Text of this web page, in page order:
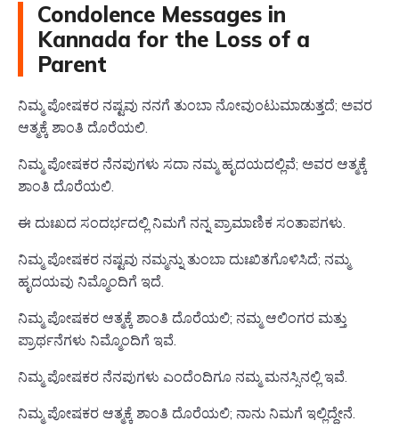
Condolence Messages in
Kannada for the Loss of a
Parent
ನಿಮ್ಮ ಪೋಷಕರ ನಷ್ಟವು ನನಗೆ ತುಂಬಾ ನೋವುಂಟುಮಾಡುತ್ತದೆ; ಅವರ
ಆತ್ಮಕ್ಕೆ ಶಾಂತಿ ದೊರೆಯಲಿ.
ನಿಮ್ಮ ಪೋಷಕರ ನೆನಪುಗಳು ಸದಾ ನಮ್ಮ ಹೃದಯದಲ್ಲಿವೆ; ಅವರ ಆತ್ಮಕ್ಕೆ
ಶಾಂತಿ ದೊರೆಯಲಿ.
ಈ ದುಃಖದ ಸಂದರ್ಭದಲ್ಲಿ ನಿಮಗೆ ನನ್ನ ಪ್ರಾಮಾಣಿಕ ಸಂತಾಪಗಳು.
ನಿಮ್ಮ ಪೋಷಕರ ನಷ್ಟವು ನಮ್ಮನ್ನು ತುಂಬಾ ದುಃಖಿತಗೊಳಿಸಿದೆ; ನಮ್ಮ
ಹೃದಯವು ನಿಮ್ಮೊಂದಿಗೆ ಇದೆ.
ನಿಮ್ಮ ಪೋಷಕರ ಆತ್ಮಕ್ಕೆ ಶಾಂತಿ ದೊರೆಯಲಿ; ನಮ್ಮ ಆಲಿಂಗರ ಮತ್ತು
ಪ್ರಾರ್ಥನೆಗಳು ನಿಮ್ಮೊಂದಿಗೆ ಇವೆ.
ನಿಮ್ಮ ಪೋಷಕರ ನೆನಪುಗಳು ಎಂದೆಂದಿಗೂ ನಮ್ಮ ಮನಸ್ಸಿನಲ್ಲಿ ಇವೆ.
ನಿಮ್ಮ ಪೋಷಕರ ಆತ್ಮಕ್ಕೆ ಶಾಂತಿ ದೊರೆಯಲಿ; ನಾನು ನಿಮಗೆ ಇಲ್ಲಿದ್ದೇನೆ.